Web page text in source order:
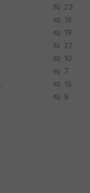
23
16
19
27
10
7
제력인가요 15
8